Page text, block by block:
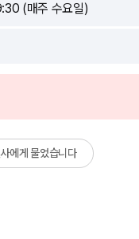
(매주 수요일)
에게 물었습니다